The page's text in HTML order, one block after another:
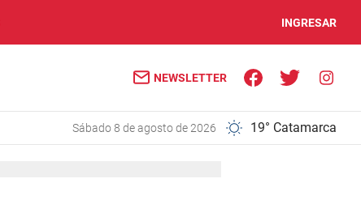
INGRESAR
NEWSLETTER
sábado 8 de agosto de 2026 19° Catamarca